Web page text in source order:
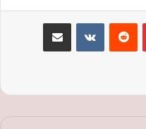
بينتيريست